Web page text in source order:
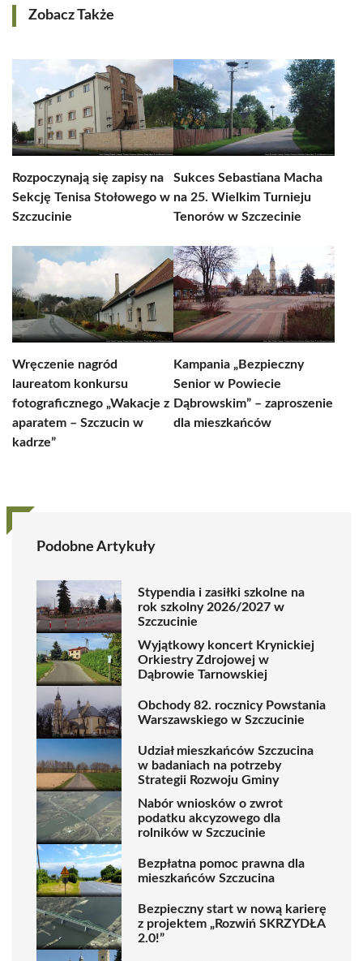
Zobacz Także
Rozpoczynają się zapisy na
Sekcję Tenisa Stołowego w
Szczucinie
Sukces Sebastiana Macha
na 25. Wielkim Turnieju
Tenorów w Szczecinie
Wręczenie nagród
laureatom konkursu
fotograficznego „Wakacje z
aparatem – Szczucin w
kadrze”
Kampania „Bezpieczny
Senior w Powiecie
Dąbrowskim” – zaproszenie
dla mieszkańców
Podobne Artykuły
Stypendia i zasiłki szkolne na
rok szkolny 2026/2027 w
Szczucinie
Wyjątkowy koncert Krynickiej
Orkiestry Zdrojowej w
Dąbrowie Tarnowskiej
Obchody 82. rocznicy Powstania
Warszawskiego w Szczucinie
Udział mieszkańców Szczucina
w badaniach na potrzeby
Strategii Rozwoju Gminy
Nabór wniosków o zwrot
podatku akcyzowego dla
rolników w Szczucinie
Bezpłatna pomoc prawna dla
mieszkańców Szczucina
Bezpieczny start w nową karierę
z projektem „Rozwiń SKRZYDŁA
2.0!”